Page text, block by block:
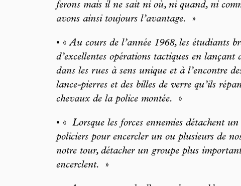
ferons mais il ne sait ni où, ni quand, ni
avons ainsi toujours l’avantage.
»
• «Au cours de l’année 1968, les étudiants
d’excellentes opérations tactiques en lançant
dans les rues à sens unique et à l’encontre
lance-pierres et des billes de verre qu’ils
chevaux de la police montée.
»
• «
Lorsque les forces ennemies détachent
policiers pour encercler un ou plusieurs de
notre tour, détacher un groupe plus
encerclent.
»